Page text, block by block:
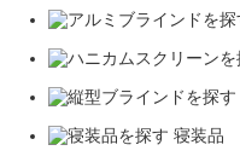
寝装品